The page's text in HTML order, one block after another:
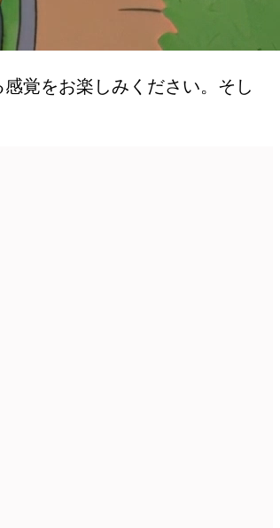
覚をお楽しみください。そし